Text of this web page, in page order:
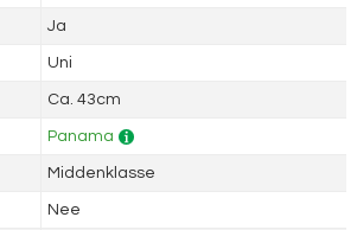
Ja
Uni
Ca. 43cm
Panama
Middenklasse
Nee